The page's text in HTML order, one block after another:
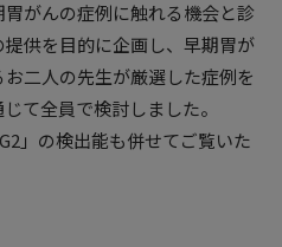
がんの症例に触れる機会と診
供を目的に企画し、早期胃が
二人の先生が厳選した症例を
て全員で検討しました。
」の検出能も併せてご覧いた